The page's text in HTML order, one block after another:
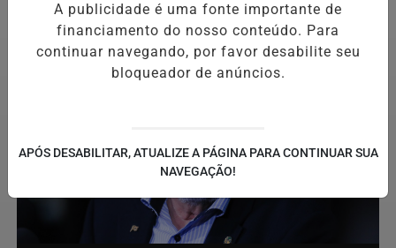
EM ALTA
Política
A publicidade é uma fonte importante de
financiamento do nosso conteúdo. Para
continuar navegando, por favor desabilite seu
bloqueador de anúncios.
APÓS DESABILITAR, ATUALIZE A PÁGINA PARA CONTINUAR SUA
NAVEGAÇÃO!